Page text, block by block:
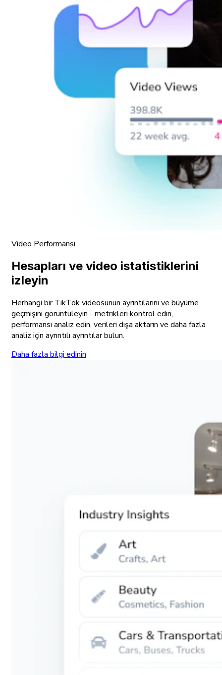
Video Performansı
Hesapları ve video istatistiklerini
izleyin
Herhangi bir TikTok videosunun ayrıntılarını ve büyüme
geçmişini görüntüleyin - metrikleri kontrol edin,
performansı analiz edin, verileri dışa aktarın ve daha fazla
analiz için ayrıntılı ayrıntılar bulun.
Daha fazla bilgi edinin